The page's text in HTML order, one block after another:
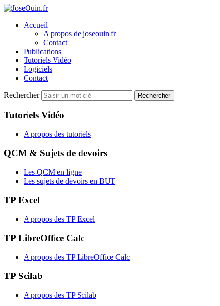
Accueil
A propos de joseouin.fr
Contact
Publications
Tutoriels Vidéo
Logiciels
Contact
Rechercher Rechercher
Tutoriels Vidéo
A propos des tutoriels
QCM & Sujets de devoirs
Les QCM en ligne
Les sujets de devoirs en BUT
TP Excel
A propos des TP Excel
TP LibreOffice Calc
A propos des TP LibreOffice Calc
TP Scilab
A propos des TP Scilab